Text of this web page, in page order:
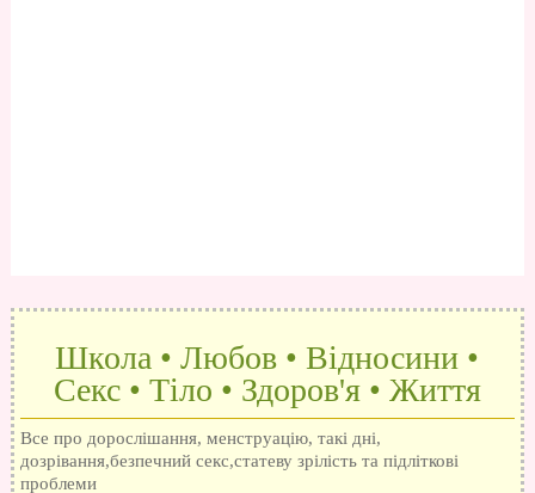
Школа • Любов • Відносини •
Секс • Тіло • Здоров'я • Життя
Все про дорослішання, менструацію, такі дні,
дозрівання,безпечний секс,статеву зрілість та підліткові
проблеми